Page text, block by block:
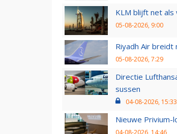
KLM blijft net als
05-08-2026, 9:00
Riyadh Air
05-08-2026, 7:29
Directie
sussen
04-08-2026, 15:33
Nieuwe Privium-
04-08-2026, 14:46